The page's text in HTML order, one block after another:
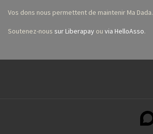
Vos dons nous permettent de maintenir Ma Dada.
Soutenez-nous sur Liberapayou via HelloAsso.